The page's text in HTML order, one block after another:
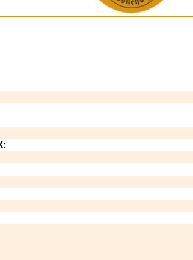
Chovatelské stanice
Zápisní řád
Bonitační řád
Galerie